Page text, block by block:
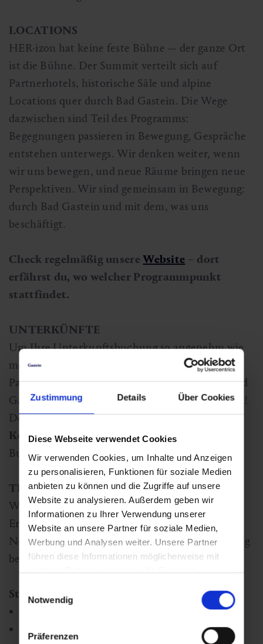
Zustimmung Details Über Cookies
Diese Webseite verwendet Cookies
Wir verwenden Cookies, um Inhalte und Anzeigen
zu personalisieren, Funktionen für soziale Medien
anbieten zu können und die Zugriffe auf unsere
Website zu analysieren. Außerdem geben wir
Informationen zu Ihrer Verwendung unserer
Website an unsere Partner für soziale Medien,
Werbung und Analysen weiter. Unsere Partner
führen diese Informationen möglicherweise mit
weiteren Daten zusammen, die Sie ihnen
Nutzung der Dienste gesammelt haben.
Notwendig
Präferenzen
LOCATIONS
HER·izon hat keine feste Bühne — der ganze Ort
ist die Bühne. Der Summit verteilt sich auf
Partnerhotels, historische Säle und alpine
Locations quer durch Bad Gastein. Die Wege
dazwischen sind Teil des Programms:
Begegnungen passieren in Bewegung, Gespräche
entstehen unterwegs. Wir denken weiter, wenn
wir uns bewegen, und neue Räume bringen neue
Perspektiven. Wir sind gemeinsam in Bewegung:
durch Bad Gastein und mit dem, was uns
beschäftigt.
Check regelmäßig unsereWebsite – dort
erfährst du, wo welcher Programmpunkt
stattfindet.
UNTERKÜNFTE
Um Ihre Unterkunftsbuchung so angenehm wie
möglich zu gestalten, haben wir bei den
Partnerhotels des HER·izon Women Summit Bad
Gastein ein Zimmerkontingent für Sie reserviert!
Den Link zu denUnterkünftenmitBest-Preis
Konditionenerhältst du automatisch mit der
Buchungsbestätigung des Tickets.
TICKETS
Wähle das Ticket, das am besten zu dir passt.
Erlebe intensive Tage voller Inspiration,
Networking und persönlicher Weiterentwicklung
beim HER·izon Women Summit.
Standard Ticket: € 390,00